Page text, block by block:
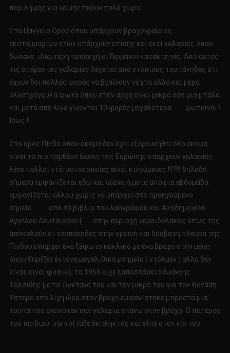
περίληψης για να μην πιάνω πολύ χώρο.
Στο Παγγαίο Όρος όπου υπάρχουν βραχογραφίες
εκατομμυρίων ετών υπάρχουν επίσης και εκεί γαλαρίες όπου
δώσανε ιδιαίτερη προσοχή οι Γερμανοί κατακτητές. Από αυτές
τις απέραντες γαλαρίες λέγεται από ντόπιους τσοπάνηδες ότι
έχουν δει πολλές φορές να βγαίνουν νύχτα αλλά και μέρα
ολοστρόγγυλα φωτά όπου στην αρχή είναι μικρά όσο μια μπάλα
και μετά από λίγο γίνονται 10 φορές μεγαλύτερα…….. φωτεινοί?
Ίσως !!
Στο όρος Πίνδο όπου ακόμα δεν έχει εξερευνηθεί όλο ακόμα
είναι το πιο παρθένο δάσος της Ευρώπης υπάρχουν γαλαρίες
λένε πολλοί ντόπιοι οι οποίες είναι κινούμενες !!!?!!! δηλαδή
σήμερα εμφανίζεται εδώ και αύριο ή μετά από μια εβδομάδα
εμφανίζεται αλλού χωρίς να υπάρχει στο προηγούμενο
σημείο………. από το βιβλίο του λαογράφου και Ακαδημαϊκού
Αγγέλου Δευταιρέου ( ….. στην περιοχή νεραιδόλακος όπως της
αποκαλούν οι τσοπάνηδες στην ορεινή και δύσβατη πλευρά της
Πίνδου υπάρχει ένα ξέφωτο κυκλικό με ένα βράχο στην μέση
όπου θυμίζει έντονα μεγαλιθικό μνημείο ( ντόλμεν ) αλλά δεν
είναι, είναι φυσικό, το 1956 είχε ξαποστάσει ο Ιωάννης
Ταλσίδης με τα ζωντανά του και τον μικρό του γιο τον Θανάση.
Ύστερα από λίγη ώρα στον βράχο εμφανίστηκε μπροστά μια
τρύπα που φαινόταν σαν γαλάρια επάνω στον βράχο. Ο πατέρας
του παιδιού την κοίταξε έκπληκτος και είπε στον γιο του.